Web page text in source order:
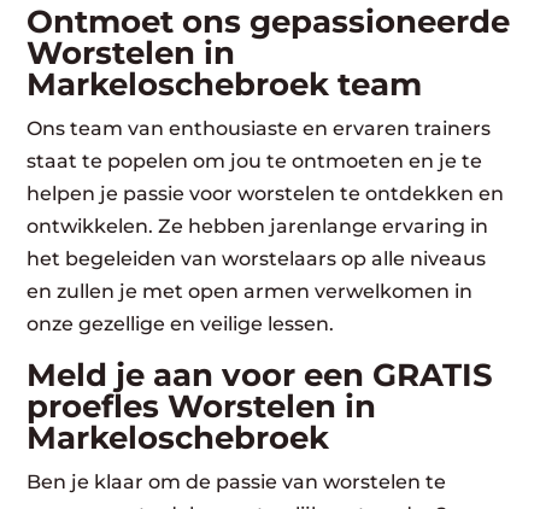
Ontmoet ons gepassioneerde
Worstelen in
Markeloschebroek team
Ons team van enthousiaste en ervaren trainers
staat te popelen om jou te ontmoeten en je te
helpen je passie voor worstelen te ontdekken en
ontwikkelen. Ze hebben jarenlange ervaring in
het begeleiden van worstelaars op alle niveaus
en zullen je met open armen verwelkomen in
onze gezellige en veilige lessen.
Meld je aan voor een GRATIS
proefles Worstelen in
Markeloschebroek
Ben je klaar om de passie van worstelen te